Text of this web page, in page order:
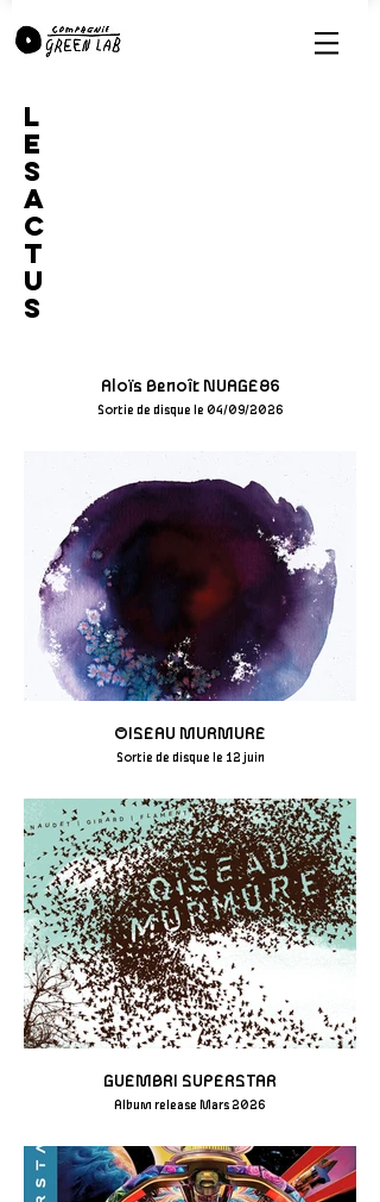
L
E
S
A
C
T
U
S
Aloïs Benoît NUAGE86
Sortie de disque le 04/09/2026
OISEAU MURMURE
Sortie de disque le 12 juin
GUEMBRI SUPERSTAR
Album release Mars 2026